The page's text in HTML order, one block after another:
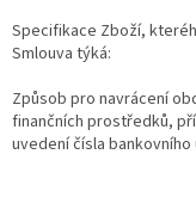
Specifikace Zboží,
Smlouva týká:
Způsob pro navrácení
finančních prostředků,
uvedení čísla bankovního